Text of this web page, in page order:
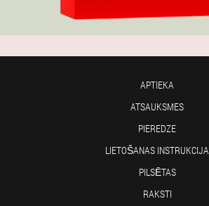
APTIEKA
ATSAUKSMES
PIEREDZE
LIETOŠANAS INSTRUKCIJA
PILSĒTAS
RAKSTI